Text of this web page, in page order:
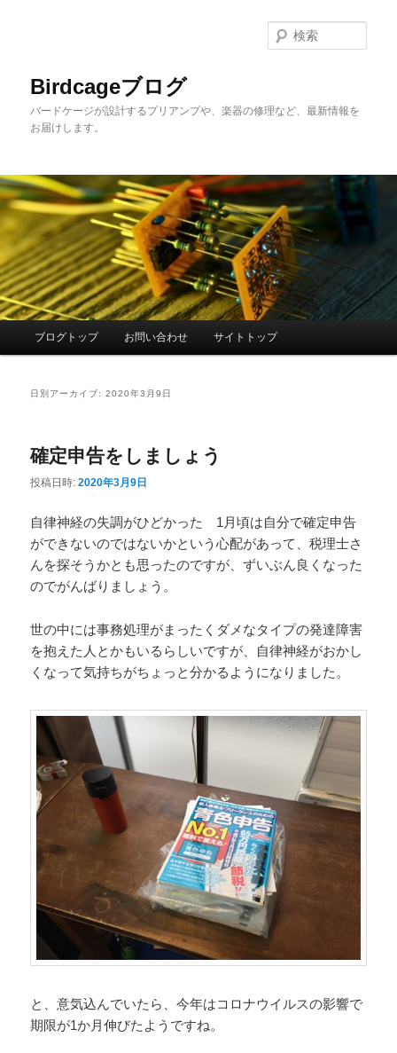
へ
移
動
移
動
Birdcageブログ
バードケージが設計するプリアンプや、楽器の修理など、最新情報を
お届けします。
索
イ
ブログトップ お問い合わせ サイトトップ
日別アーカイブ:2020年3月9日
確定申告をしましょう
投稿日時:2020年3月9日
自律神経の失調がひどかった 1月頃は自分で確定申告
ができないのではないかという心配があって、税理士さ
んを探そうかとも思ったのですが、ずいぶん良くなった
のでがんばりましょう。
世の中には事務処理がまったくダメなタイプの発達障害
を抱えた人とかもいるらしいですが、自律神経がおかし
くなって気持ちがちょっと分かるようになりました。
と、意気込んでいたら、今年はコロナウイルスの影響で
期限が1か月伸びたようですね。